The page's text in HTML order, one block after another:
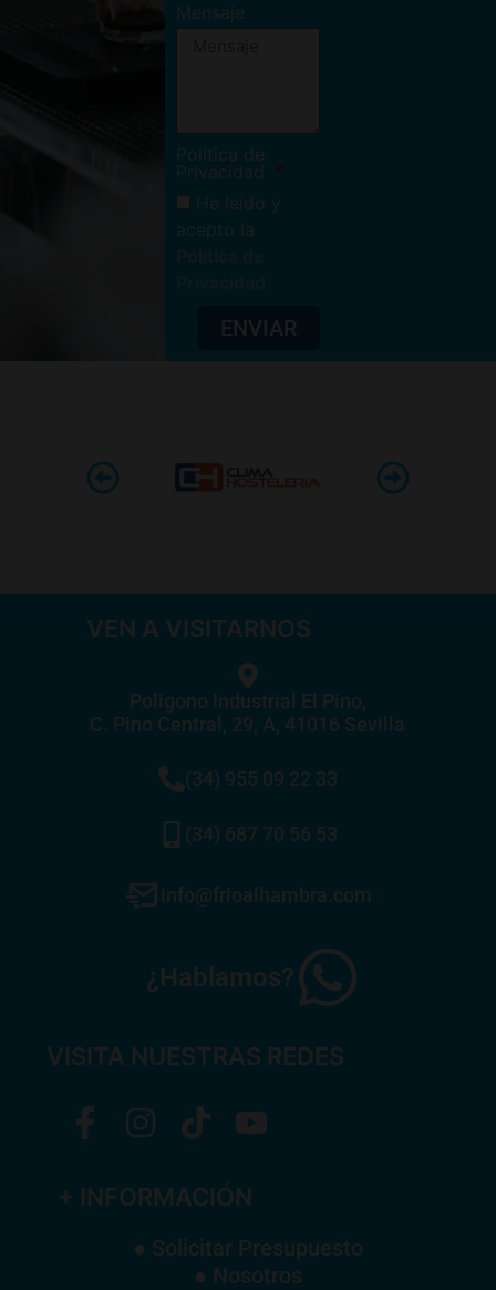
Mensaje
Política de
Privacidad
He leído y
acepto la
ENVIAR
VEN A VISITARNOS
Poligono Industrial El Pino,
C. Pino Central, 29, A, 41016 Sevilla
(34) 955 09 22 33
(34) 687 70 56 53
info@frioalhambra.com
¿Hablamos?
VISITA NUESTRAS REDES
+ INFORMACIÓN
● Solicitar Presupuesto
● Nosotros